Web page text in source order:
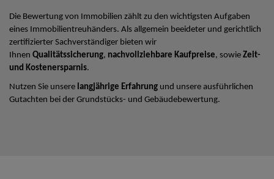
Die Bewertung von Immobilien zählt zu den wichtigsten Aufgaben
eines Immobilientreuhänders. Als allgemein beeideter und gerichtlich
zertifizierter Sachverständiger bieten wir
Ihnen Qualitätssicherung, nachvollziehbare Kaufpreise, sowie Zeit-
und Kostenersparnis.
Nutzen Sie unsere langjährige Erfahrung und unsere ausführlichen
Gutachten bei der Grundstücks- und Gebäudebewertung.